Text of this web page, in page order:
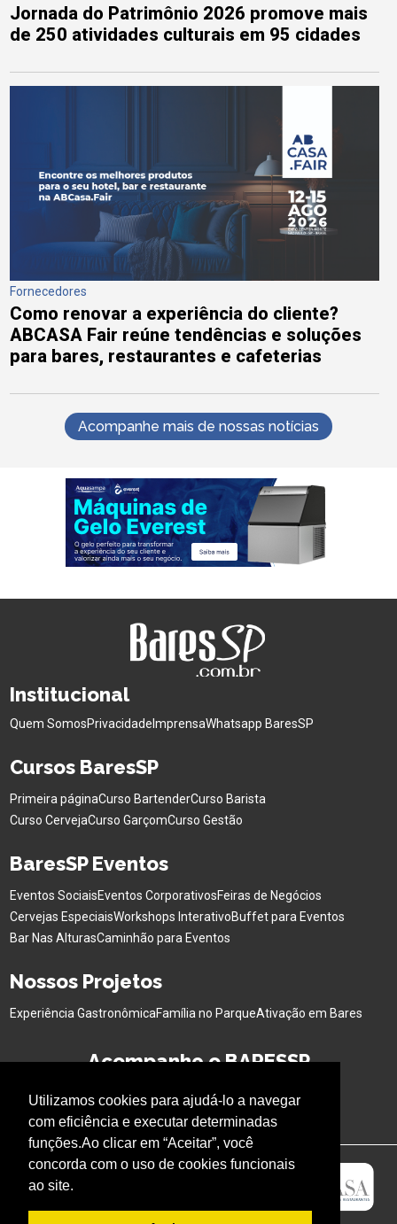
Utilizamos cookies para ajudá-lo a navegar
com eficiência e executar determinadas
funções.Ao clicar em “Aceitar”, você
concorda com o uso de cookies funcionais
ao site.
Jornada do Patrimônio 2026 promove mais
de 250 atividades culturais em 95 cidades
Fornecedores
Como renovar a experiência do cliente?
ABCASA Fair reúne tendências e soluções
para bares, restaurantes e cafeterias
Acompanhe mais de nossas notícias
Institucional
Quem SomosPrivacidade ImprensaWhatsapp BaresSP
Cursos BaresSP
Primeira páginaCurso BartenderCurso Barista
Curso CervejaCurso GarçomCurso Gestão
BaresSP Eventos
Eventos SociaisEventos CorporativosFeiras de Negócios
Cervejas EspeciaisWorkshops InterativoBuffet para Eventos
Bar Nas AlturasCaminhão para Eventos
Nossos Projetos
Experiência GastronômicaFamília no ParqueAtivação em Bares
Acompanhe o BARESSP